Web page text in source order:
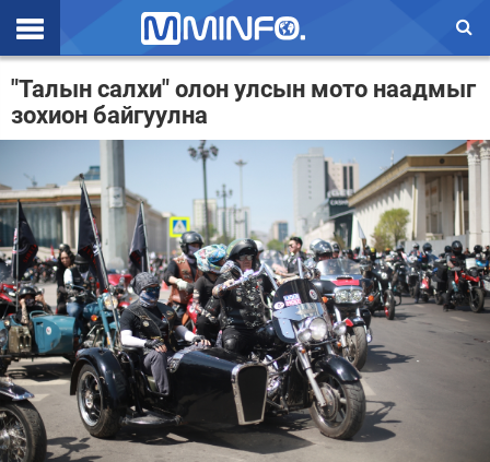
Эхлэл
Цаг агаар
Валют ханш
Улс төр
Эдийн засаг
Үзэл бодол
Спорт
Нийгэм
Дэлхий
"Талын салхи" олон улсын мото наадмыг
зохион байгуулна